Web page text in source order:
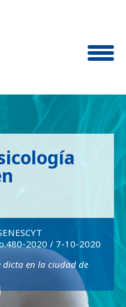
2020 / 7-10-2020
dicta en la ciudad de